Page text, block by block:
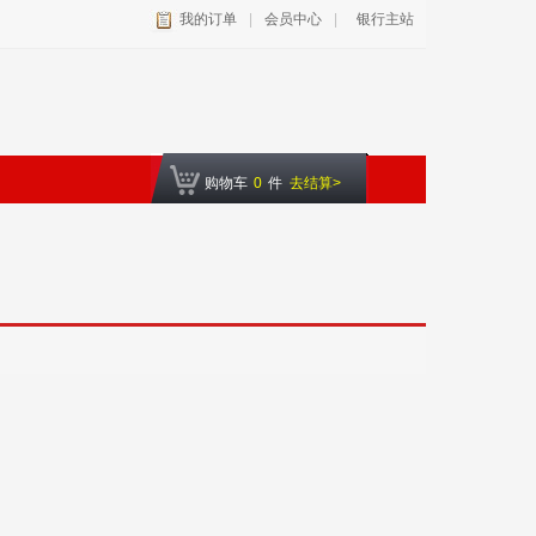
我的订单 会员中心 银行主站
购物车 0 件 去结算>